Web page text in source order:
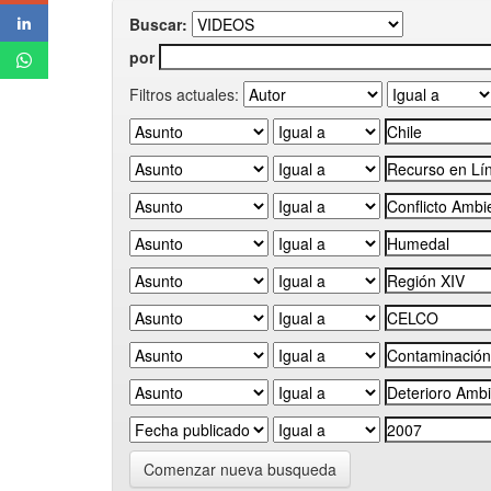
Buscar:
por
Filtros actuales:
Comenzar nueva busqueda